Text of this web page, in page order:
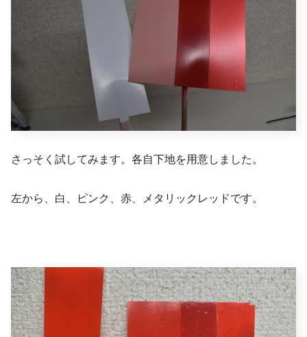
さっそく試してみます。各自下地を用意しました。
左から、白、ピンク、赤、メタリックレッドです。